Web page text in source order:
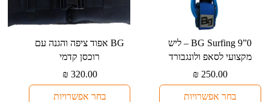
⁦BG Surfing 9”0⁩ – ליש
מקצועי לסאפ ולונגבורד
₪ 250.00
בחר אפשרויות
למוצר
מספר
⁦BG⁩ אפוד ציפה והגנה עם
רוכסן קדמי
₪ 320.00
בחר אפשרויות
למוצר
מספר